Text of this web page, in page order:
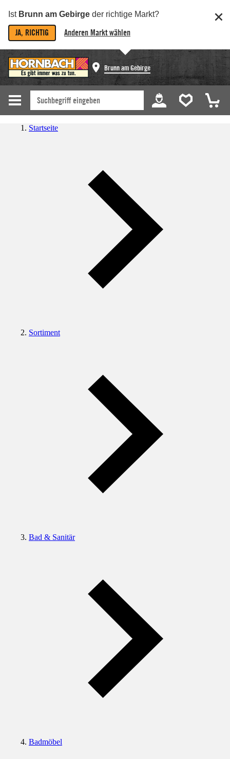
Ist Brunn am Gebirge der richtige Markt?
JA, RICHTIG Anderen Markt wählen
Brunn am Gebirge
Startseite
Sortiment
Bad & Sanitär
Badmöbel